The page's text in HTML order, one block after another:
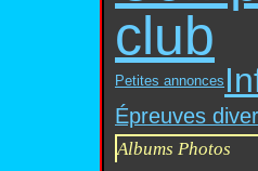
club
Petites annonces
Épreuves
Albums Photos